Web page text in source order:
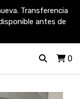
Transferencia
antes de
0